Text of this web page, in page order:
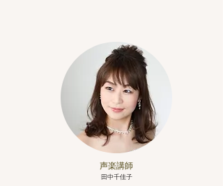
​声楽講師
田中千佳子